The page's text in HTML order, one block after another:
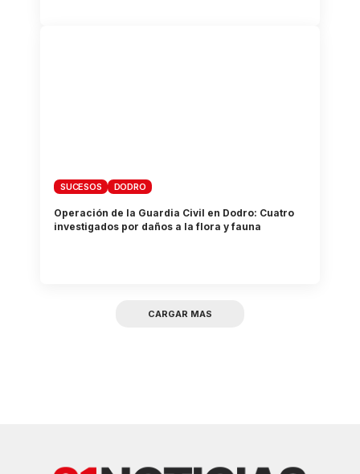
SUCESOS DODRO
Operación de la Guardia Civil en Dodro: Cuatro
investigados por daños a la flora y fauna
CARGAR MAS